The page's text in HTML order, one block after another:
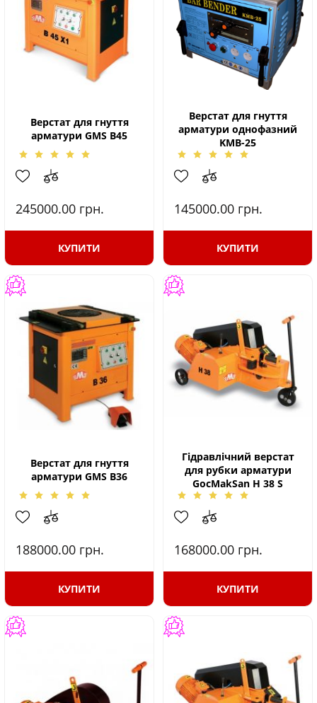
Верстат для гнуття
арматури GMS B45
245000.00 грн.
КУПИТИ
Верстат для гнуття
арматури однофазний
KMB-25
145000.00 грн.
КУПИТИ
Верстат для гнуття
арматури GMS B36
188000.00 грн.
КУПИТИ
Гідравлічний верстат
для рубки арматури
GocMakSan H 38 S
168000.00 грн.
КУПИТИ